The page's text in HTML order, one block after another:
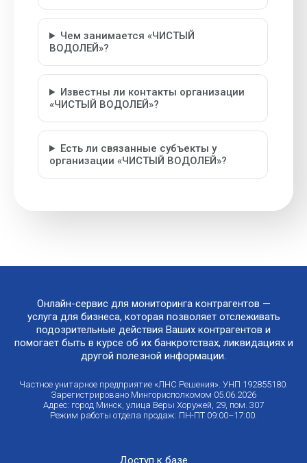
Чем занимается «ЧИСТЫЙ
ВОДОЛЕЙ»?
Известны ли контакты организации
«ЧИСТЫЙ ВОДОЛЕЙ»?
Есть ли связанные субъекты у
организации «ЧИСТЫЙ ВОДОЛЕЙ»?
Онлайн-сервис для мониторинга контрагентов —
услуга для бизнеса, которая позволяет отслеживать
подозрительные действия Ваших контрагентов и
помогает быть в курсе об их банкротствах, ликвидациях и
другой полезной информации.
Частное унитарное предприятие «ЛНС Решения». УНП 192855180.
Зарегистрировано Мингорисполкомом 05.06.2026
Адрес: город Минск, улица Веры Хоружей, 29, пом. 307
Режим работы отдела продаж: ПН-ПТ 09:00–17:00.
Доступ к базе